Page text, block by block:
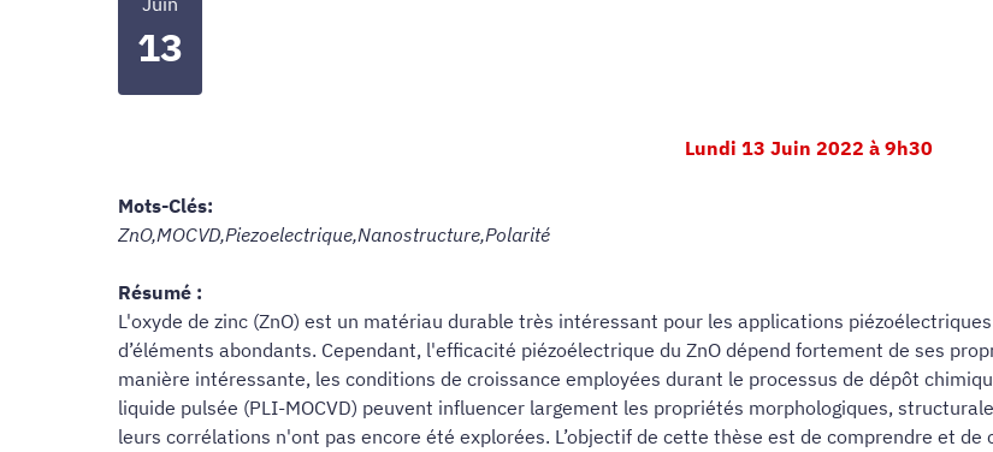
13
Lundi 13 Juin 2022 à 9h30
Mots-Clés:
ZnO,MOCVD,Piezoelectrique,Nanostructure,Polarité
Résumé :
L'oxyde de zinc (ZnO) est un matériau durable très intéressant pour les applications
d’éléments abondants. Cependant, l'efficacité piézoélectrique du ZnO dépend fortement de ses
manière intéressante, les conditions de croissance employées durant le processus de dépôt
liquide pulsée (PLI-MOCVD) peuvent influencer largement les propriétés morphologiques,
leurs corrélations n'ont pas encore été explorées. L’objectif de cette thèse est de comprendre et